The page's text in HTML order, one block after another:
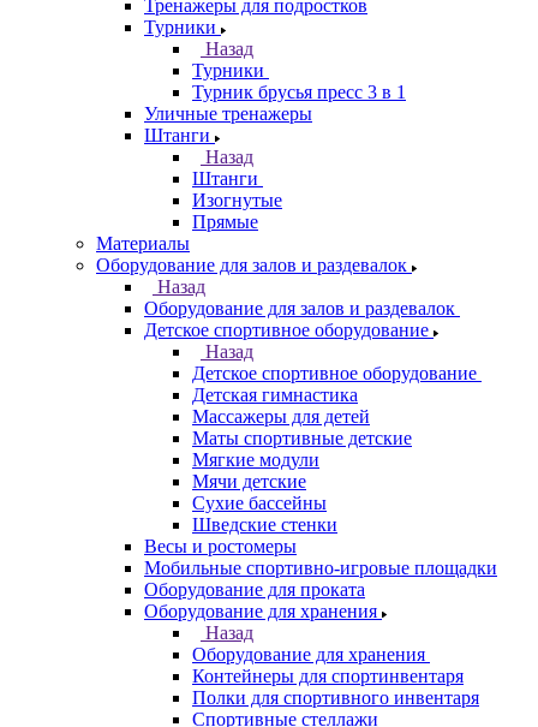
Тренажеры для подростков
Турники
Назад
Турники
Турник брусья пресс 3 в 1
Уличные тренажеры
Штанги
Назад
Штанги
Изогнутые
Прямые
Материалы
Оборудование для залов и раздевалок
Назад
Оборудование для залов и раздевалок
Детское спортивное оборудование
Назад
Детское спортивное оборудование
Детская гимнастика
Массажеры для детей
Маты спортивные детские
Мягкие модули
Мячи детские
Сухие бассейны
Шведские стенки
Весы и ростомеры
Мобильные спортивно-игровые площадки
Оборудование для проката
Оборудование для хранения
Назад
Оборудование для хранения
Контейнеры для спортинвентаря
Полки для спортивного инвентаря
Спортивные стеллажи